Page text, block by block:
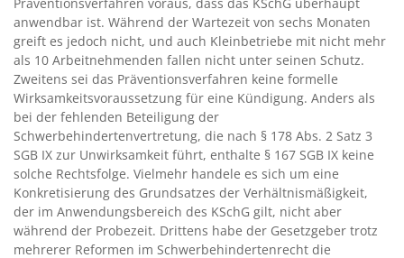
anwendbar ist. Während der Wartezeit von sechs Monaten
greift es jedoch nicht, und auch Kleinbetriebe mit nicht mehr
als 10 Arbeitnehmenden fallen nicht unter seinen Schutz.
Zweitens sei das Präventionsverfahren keine formelle
Wirksamkeitsvoraussetzung für eine Kündigung. Anders als
bei der fehlenden Beteiligung der
Schwerbehindertenvertretung, die nach § 178 Abs. 2 Satz 3
SGB IX zur Unwirksamkeit führt, enthalte § 167 SGB IX keine
solche Rechtsfolge. Vielmehr handele es sich um eine
Konkretisierung des Grundsatzes der Verhältnismäßigkeit,
der im Anwendungsbereich des KSchG gilt, nicht aber
während der Probezeit. Drittens habe der Gesetzgeber trotz
mehrerer Reformen im Schwerbehindertenrecht die